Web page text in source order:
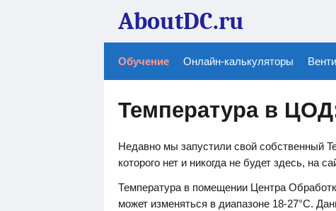
AboutDC.ru
Обучение Онлайн-калькуляторы
Температура в
Недавно мы запустили свой собственный
которого нет и никогда не будет здесь, на
Температура в помещении Центра
может изменяться в диапазоне 18-27°С.